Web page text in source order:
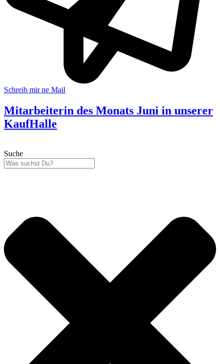
Schreib mir ne Mail
Mitarbeiterin des Monats Juni in unserer
KaufHalle
Suche